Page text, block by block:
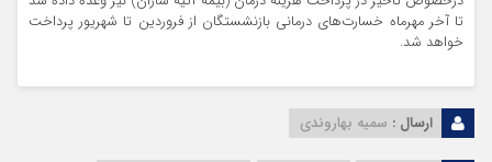
تا آخر مهرماه خسارت‌های درمانی بازنشستگان از فروردین تا شهریور پرداخت
خواهد شد.
ارسال : سمیه بهاروندی